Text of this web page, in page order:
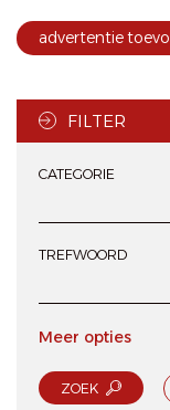
advertentie
FILTER
CATEGORIE
TREFWOORD
Meer opties
ZOEK